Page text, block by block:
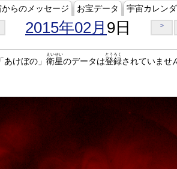
らのメッセージ お宝データ 宇宙カレン
2015年02月 9日 >
あけぼの」 衛星
えいせい
のデータは登録
とうろく
されていませ